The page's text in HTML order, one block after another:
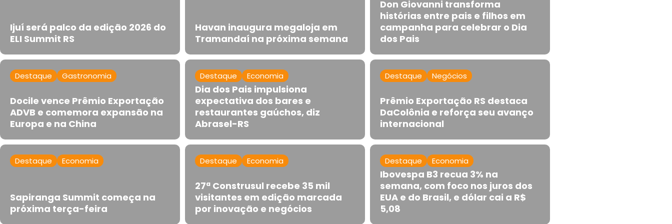
Ijuí será palco da edição 2026 do
ELI Summit RS
Havan inaugura megaloja em
Tramandaí na próxima semana
Don Giovanni transforma
histórias entre pais e filhos em
campanha para celebrar o Dia
dos Pais
Destaque Gastronomia
Docile vence Prêmio Exportação
ADVB e comemora expansão na
Europa e na China
Destaque Economia
Dia dos Pais impulsiona
expectativa dos bares e
restaurantes gaúchos, diz
Abrasel-RS
Destaque Negócios
Prêmio Exportação RS destaca
DaColônia e reforça seu avanço
internacional
Destaque Economia
Sapiranga Summit começa na
próxima terça-feira
Destaque Economia
27ª Construsul recebe 35 mil
visitantes em edição marcada
por inovação e negócios
Destaque Economia
Ibovespa B3 recua 3% na
semana, com foco nos juros dos
EUA e do Brasil, e dólar cai a R$
5,08